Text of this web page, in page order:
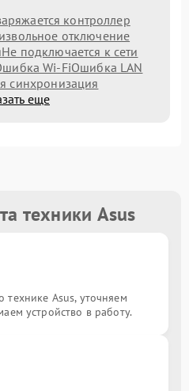
контроллер
отключение
Не подключается к сети
Wi-FiОшибка LAN
синхронизация
еще
техники Asus
Asus, уточняем
устройство в работу.